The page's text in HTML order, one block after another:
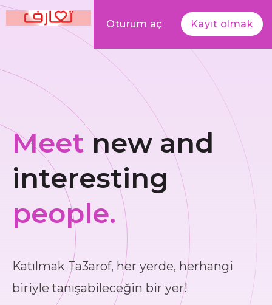
Oturum aç Kayıt olmak
Meet new and
interesting
people.
Katılmak Ta3arof, her yerde, herhangi
biriyle tanışabileceğin bir yer!